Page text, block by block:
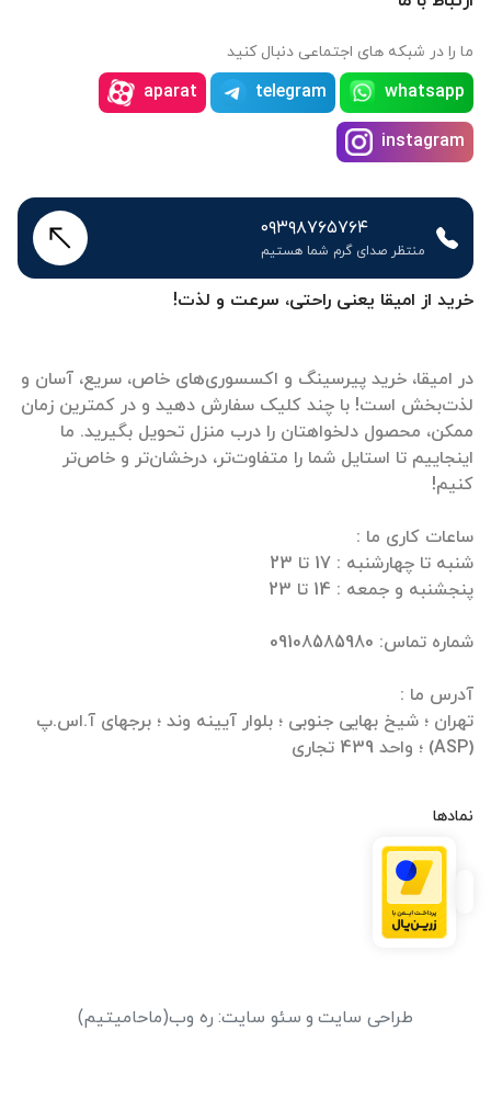
خرید از امیقا یعنی راحتی، سرعت و لذت!
در امیقا، خرید پیرسینگ و اکسسوری‌های خاص، سریع، آسان و
لذت‌بخش است! با چند کلیک سفارش دهید و در کمترین زمان
ممکن، محصول دلخواهتان را درب منزل تحویل بگیرید. ما
اینجاییم تا استایل شما را متفاوت‌تر، درخشان‌تر و خاص‌تر
تهران ؛ شیخ بهایی جنوبی ؛ بلوار آیینه وند ؛ برجهای آ.اس.پ
(ASP) ؛ واحد 439 تجاری
نمادها
ما را در شبکه های اجتماعی دنبال کنید
whatsapp
telegram
aparat
instagram
۰۹۳۹۸۷۶۵۷۶۴
منتظر صدای گرم شما هستیم
طراحی سایت و سئو سایت: ره وب(ماحامیتیم)